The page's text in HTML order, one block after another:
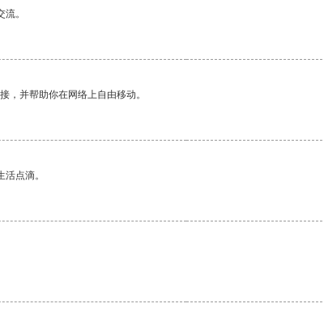
。
，并帮助你在网络上自由移动。
点滴。